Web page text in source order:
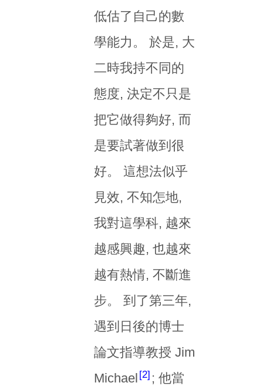
低估了自己的數
學能力。 於是, 大
二時我持不同的
態度, 決定不只是
把它做得夠好, 而
是要試著做到很
好。 這想法似乎
見效, 不知怎地,
我對這學科, 越來
越感興趣, 也越來
越有熱情, 不斷進
步。 到了第三年,
遇到日後的博士
論文指導教授 Jim
Michael 2 ; 他當